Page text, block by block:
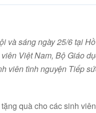
và sáng ngày 25/6 tại
Việt Nam, Bộ Giáo
viên tình nguyện Tiếp
quà cho các sinh